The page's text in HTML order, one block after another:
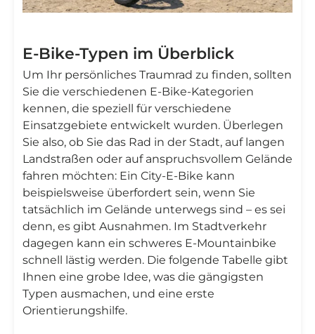
E-Bike-Typen im Überblick
Um Ihr persönliches Traumrad zu finden, sollten
Sie die verschiedenen E-Bike-Kategorien
kennen, die speziell für verschiedene
Einsatzgebiete entwickelt wurden. Überlegen
Sie also, ob Sie das Rad in der Stadt, auf langen
Landstraßen oder auf anspruchsvollem Gelände
fahren möchten: Ein City-E-Bike kann
beispielsweise überfordert sein, wenn Sie
tatsächlich im Gelände unterwegs sind – es sei
denn, es gibt Ausnahmen. Im Stadtverkehr
dagegen kann ein schweres E-Mountainbike
schnell lästig werden. Die folgende Tabelle gibt
Ihnen eine grobe Idee, was die gängigsten
Typen ausmachen, und eine erste
Orientierungshilfe.